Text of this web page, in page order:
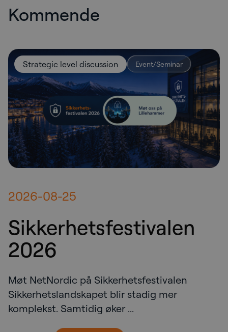
Kommende
Strategic level discussion Event/Seminar
2026-08-25
Sikkerhetsfestivalen
2026
Møt NetNordic på Sikkerhetsfestivalen
Sikkerhetslandskapet blir stadig mer
komplekst. Samtidig øker ...